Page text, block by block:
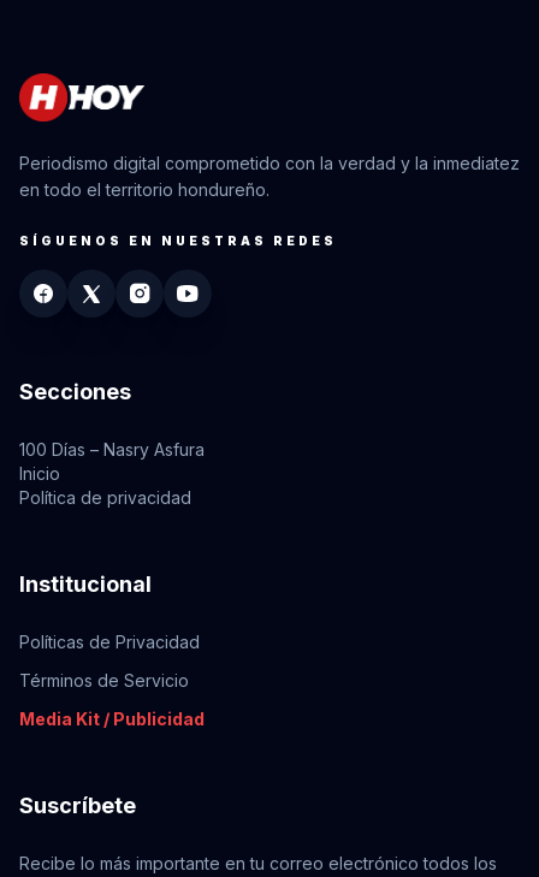
Periodismo digital comprometido con la verdad y la inmediatez
en todo el territorio hondureño.
SÍGUENOS EN NUESTRAS REDES
Secciones
100 Días – Nasry Asfura
Inicio
Política de privacidad
Institucional
Políticas de Privacidad
Términos de Servicio
Media Kit / Publicidad
Suscríbete
Recibe lo más importante en tu correo electrónico todos los